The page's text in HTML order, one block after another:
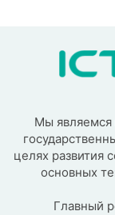
Мы
целях развития
основных
Главный